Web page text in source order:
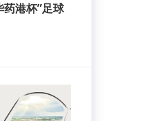
药港杯”足球